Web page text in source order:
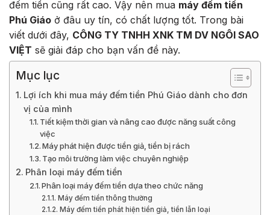
đếm tiền cũng rất cao. Vậy nên mua máy đếm tiền
Phú Giáo ở đâu uy tín, có chất lượng tốt. Trong bài
viết dưới đây, CÔNG TY TNHH XNK TM DV NGÔI SAO
VIỆT sẽ giải đáp cho bạn vấn đề này.
Mục lục
Lợi ích khi mua máy đếm tiền Phú Giáo dành cho đơn
vị của mình
Tiết kiệm thời gian và nâng cao được năng suất công
việc
Máy phát hiện được tiền giả, tiền bị rách
Tạo môi trường làm việc chuyên nghiệp
Phân loại máy đếm tiền
Phân loại máy đếm tiền dựa theo chức năng
Máy đếm tiền thông thường
Máy đếm tiền phát hiện tiền giả, tiền lẫn loại